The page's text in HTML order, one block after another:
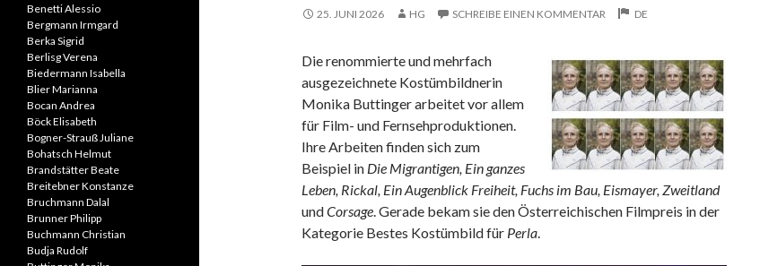
25. JUNI 2026 HG SCHREIBE EINEN KOMMENTAR DE
Die renommierte und mehrfach
ausgezeichnete Kostümbildnerin
Monika Buttinger arbeitet vor allem
für Film- und Fernsehproduktionen.
Ihre Arbeiten finden sich zum
Beispiel in Die Migrantigen, Ein ganzes
Leben, Rickal, Ein Augenblick Freiheit, Fuchs im Bau, Eismayer, Zweitland
undCorsage. Gerade bekam sie den Österreichischen Filmpreis in der
Kategorie Bestes Kostümbild für Perla.
Benetti Alessio
Bergmann Irmgard
Berka Sigrid
Berlisg Verena
Biedermann Isabella
Blier Marianna
Bocan Andrea
Böck Elisabeth
Bogner-Strauß Juliane
Bohatsch Helmut
Brandstätter Beate
Breitebner Konstanze
Bruchmann Dalal
Brunner Philipp
Buchmann Christian
Budja Rudolf